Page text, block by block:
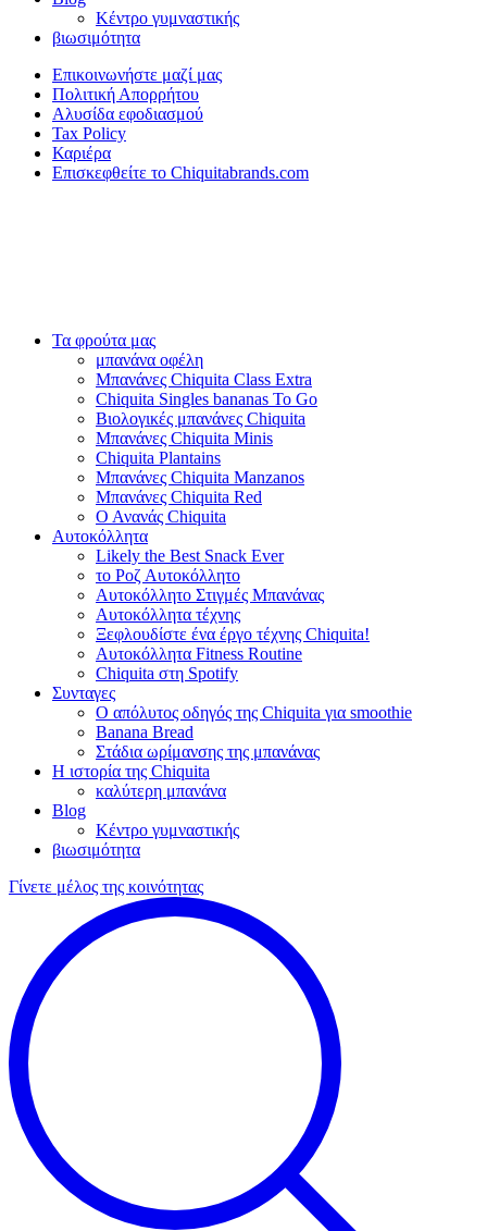
Κέντρο γυμναστικής
βιωσιμότητα
Επικοινωνήστε μαζί μας
Πολιτική Απορρήτου
Αλυσίδα εφοδιασμού
Tax Policy
Καριέρα
Επισκεφθείτε το Chiquitabrands.com
Τα φρούτα μας
μπανάνα οφέλη
Μπανάνες Chiquita Class Extra
Chiquita Singles bananas To Go
Βιολογικές μπανάνες Chiquita
Μπανάνες Chiquita Minis
Chiquita Plantains
Μπανάνες Chiquita Manzanos
Μπανάνες Chiquita Red
Ο Ανανάς Chiquita
Αυτοκόλλητα
Likely the Best Snack Ever
το Ροζ Αυτοκόλλητο
Αυτοκόλλητο Στιγμές Μπανάνας
Αυτοκόλλητα τέχνης
Ξεφλουδίστε ένα έργο τέχνης Chiquita!
Αυτοκόλλητα Fitness Routine
Chiquita στη Spotify
Συνταγες
Ο απόλυτος οδηγός της Chiquita για smoothie
Banana Bread
Στάδια ωρίμανσης της μπανάνας
Η ιστορία της Chiquita
καλύτερη μπανάνα
Blog
Κέντρο γυμναστικής
βιωσιμότητα
Γίνετε μέλος της κοινότητας